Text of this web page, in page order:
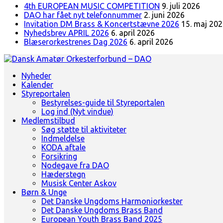
4th EUROPEAN MUSIC COMPETITION 9. juli 2026
DAO har fået nyt telefonnummer 2. juni 2026
Invitation DM Brass & Koncertstævne 2026 15. maj
Nyhedsbrev APRIL 2026 6. april 2026
Blæserorkestrenes Dag 2026 6. april 2026
Dansk Amatør Orkesterforbund - DAO
Landsorganisation for amatørblæserorkestre
Nyheder
Kalender
Styreportalen
Bestyrelses-guide til Styreportalen
Log ind (Nyt vindue)
Medlemstilbud
Søg støtte til aktiviteter
Indmeldelse
KODA aftale
Forsikring
Nodegave fra DAO
Hæderstegn
Musisk Center Askov
Børn & Unge
Det Danske Ungdoms Harmoniorkester
Det Danske Ungdoms Brass Band
European Youth Brass Band 2025